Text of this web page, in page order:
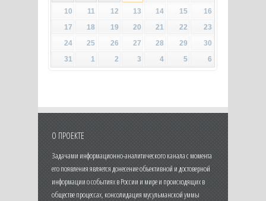
10
11 12 13 14 15
16
17
18 19 20 21 22
23
24
25 26 27 28 29
30
31
1 2 3 4 5 6
О ПРОЕКТЕ
Задачами информационно-аналитического канала с момента
его появления является донесение объективной и достоверной
информации о событиях в России и мире и происходящих в
обществе процессах, консолидация мусульманской уммы